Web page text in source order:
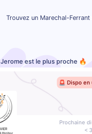
Trouvez un Marechal-
Jerome est le plus proche 🔥
🚨 Dispo en
Prochaine
<